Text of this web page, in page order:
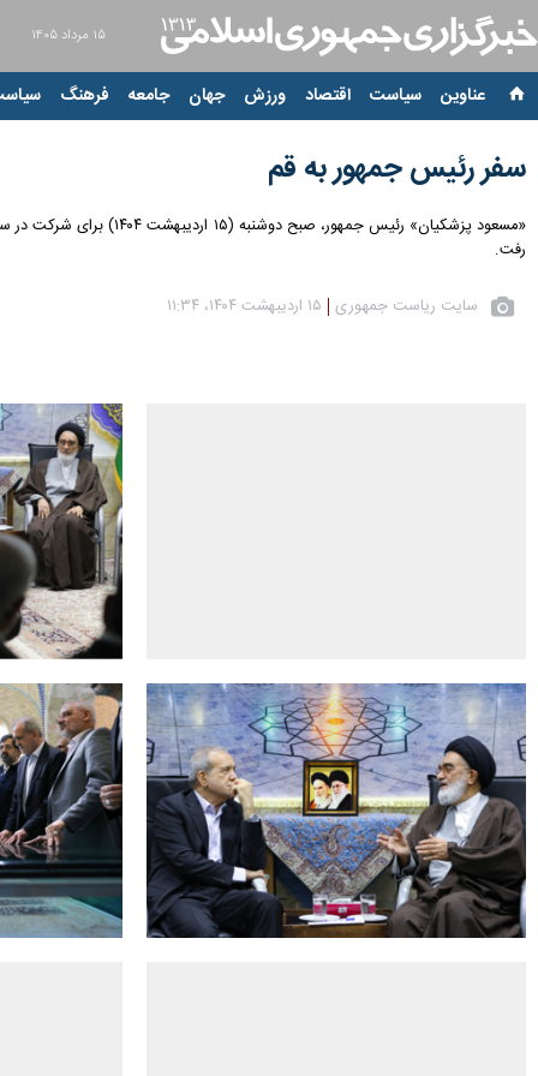
۱۵ مرداد ۱۴۰۵
عناوین‌ سیاست اقتصاد ورزش جهان جامعه فرهنگ
سفر رئیس جمهور به قم
«مسعود پزشکیان»
رفت.
سایت ریاست جمهوری ۱۵ اردیبهشت ۱۴۰۴، ۱۱:۳۴